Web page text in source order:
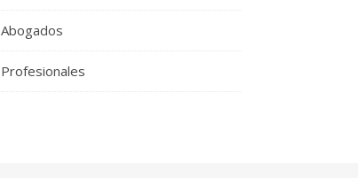
Abogados
Profesionales